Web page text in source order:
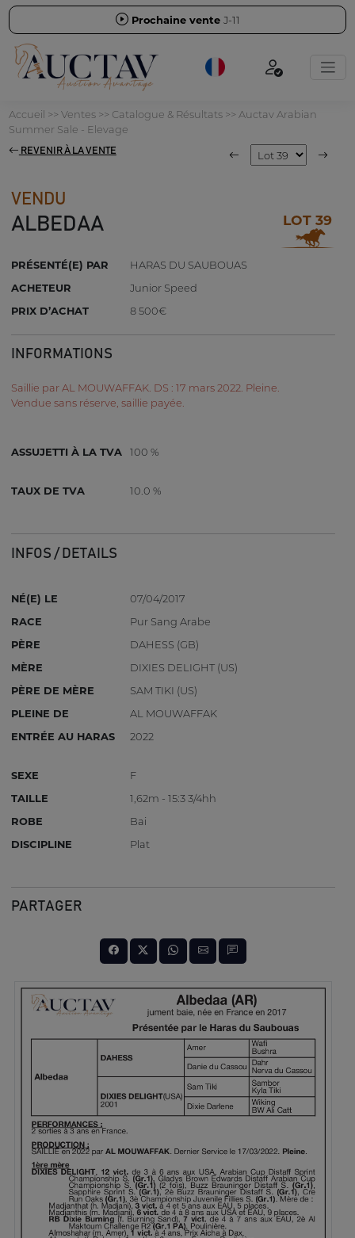
Prochaine vente J-11
Accueil >> Ventes>> Catalogue & Résultats>> Auctav Arabian
Summer Sale - Elevage
REVENIR À LA VENTE
VENDU
ALBEDAA LOT 39
PRÉSENTÉ(E) PAR
HARAS DU SAUBOUAS
ACHETEUR
Junior Speed
PRIX D’ACHAT
8 500€
INFORMATIONS
Saillie par AL MOUWAFFAK. DS : 17 mars 2022. Pleine.
Vendue sans réserve, saillie payée.
ASSUJETTI À LA TVA 100 %
TAUX DE TVA 10.0 %
INFOS / DETAILS
NÉ(E) LE
07/04/2017
RACE
Pur Sang Arabe
PÈRE
DAHESS (GB)
MÈRE
DIXIES DELIGHT (US)
PÈRE DE MÈRE
SAM TIKI (US)
PLEINE DE
AL MOUWAFFAK
ENTRÉE AU HARAS
2022
SEXE
F
TAILLE
1,62m - 15:3 3/4hh
ROBE
Bai
DISCIPLINE
Plat
PARTAGER